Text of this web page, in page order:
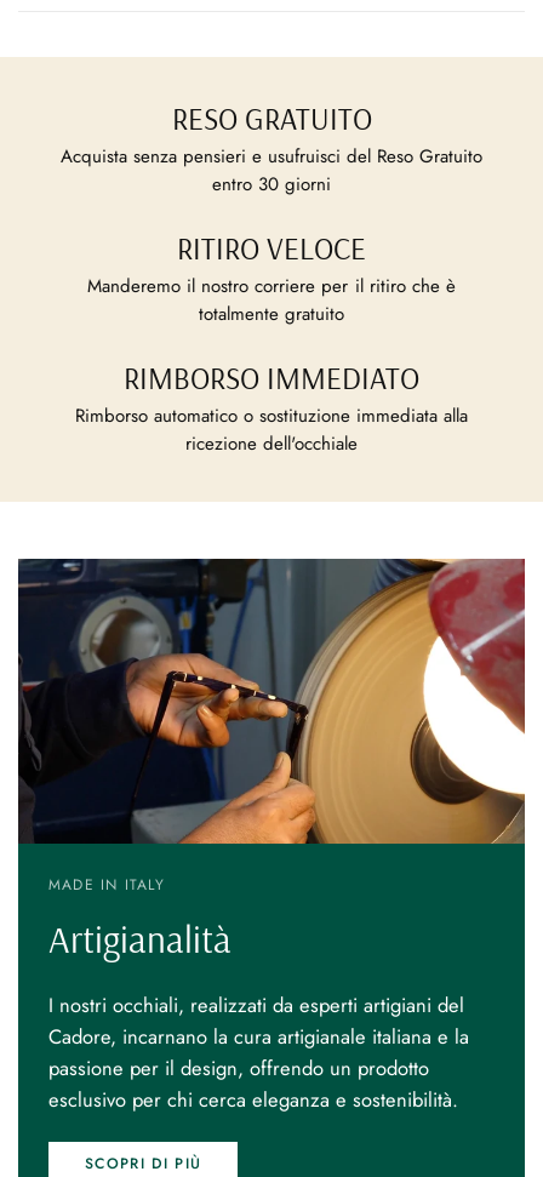
RESO GRATUITO
Acquista senza pensieri e usufruisci del Reso Gratuito
entro 30 giorni
RITIRO VELOCE
Manderemo il nostro corriere per il ritiro che è
totalmente gratuito
RIMBORSO IMMEDIATO
Rimborso automatico o sostituzione immediata alla
ricezione dell'occhiale
MADE IN ITALY
Artigianalità
I nostri occhiali, realizzati da esperti artigiani del
Cadore, incarnano la cura artigianale italiana e la
passione per il design, offrendo un prodotto
esclusivo per chi cerca eleganza e sostenibilità.
SCOPRI DI PIÙ